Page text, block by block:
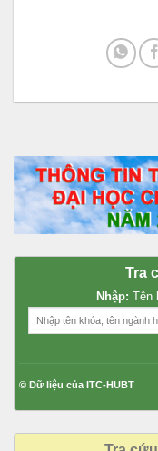
Tra
Nhập: Tên
© Dữ liệu của ITC-HUBT